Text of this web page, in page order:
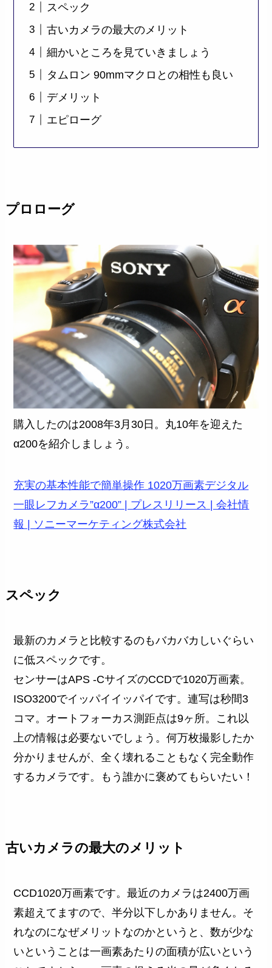
スペック
古いカメラの最大のメリット
細かいところを見ていきましょう
タムロン 90mmマクロとの相性も良い
デメリット
エピローグ
プロローグ
購入したのは2008年3月30日。丸10年を迎えた
α200を紹介しましょう。
充実の基本性能で簡単操作 1020万画素デジタル
一眼レフカメラ”α200” | プレスリリース | 会社情
報 | ソニーマーケティング株式会社
スペック
最新のカメラと比較するのもバカバカしいぐらい
に低スペックです。
センサーはAPS -CサイズのCCDで1020万画素。
ISO3200でイッパイイッパイです。連写は秒間3
コマ。オートフォーカス測距点は9ヶ所。これ以
上の情報は必要ないでしょう。何万枚撮影したか
分かりませんが、全く壊れることもなく完全動作
するカメラです。もう誰かに褒めてもらいたい！
古いカメラの最大のメリット
CCD1020万画素です。最近のカメラは2400万画
素超えてますので、半分以下しかありません。そ
れなのになぜメリットなのかというと、数が少な
いということは一画素あたりの面積が広いという